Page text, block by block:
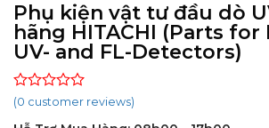
Phụ kiện vật tư đầu dò
hãng HITACHI (Parts for
UV- and FL-Detectors)
Rated
(0 customer reviews)